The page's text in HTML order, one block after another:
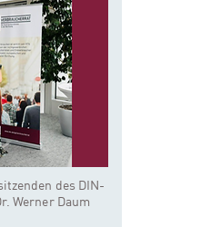
des DIN-
Werner Daum